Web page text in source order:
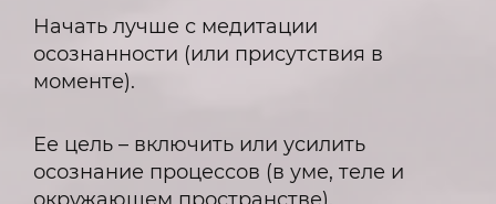
Начать лучше с медитации
осознанности (или присутствия в
моменте).
Ее цель – включить или усилить
осознание процессов (в уме, теле и